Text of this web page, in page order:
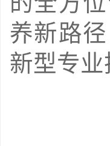
养新路
新型专业